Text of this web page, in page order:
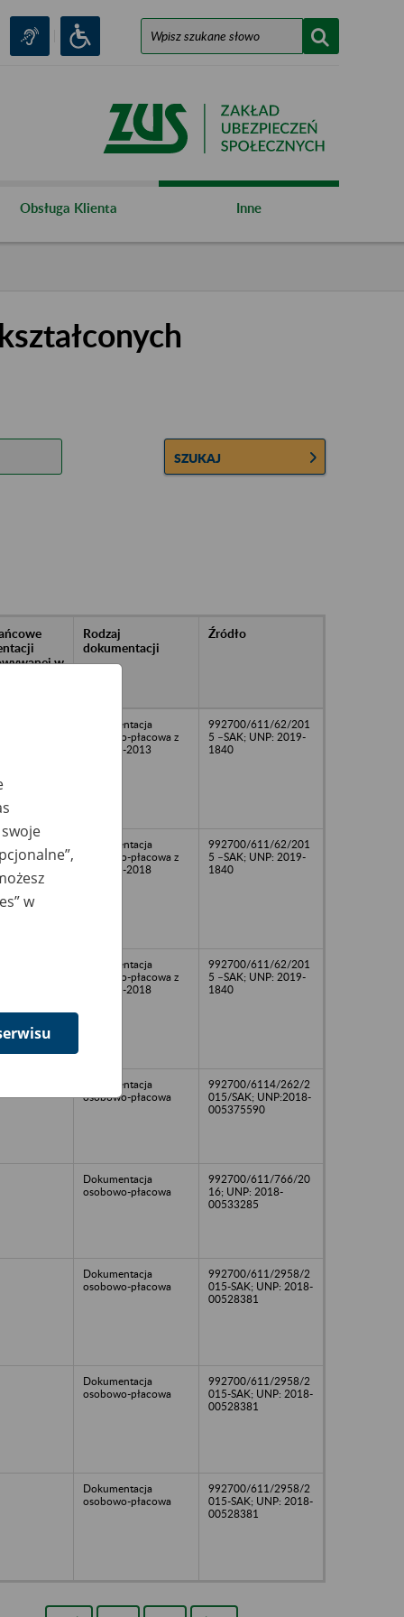
Obsługa Klienta Inne
SZUKAJ
w
Rodzaj
dokumentacji
Źródło
Dokumentacja
osobowo-płacowa z
lat 2009-2013
992700/611/62/201
5 –SAK; UNP: 2019-
1840
Dokumentacja
osobowo-płacowa z
lat 2002-2018
992700/611/62/201
5 –SAK; UNP: 2019-
1840
Dokumentacja
osobowo-płacowa z
lat 1999-2018
992700/611/62/201
5 –SAK; UNP: 2019-
1840
Dokumentacja
osobowo-płacowa
992700/6114/262/2
015/SAK; UNP:2018-
005375590
Dokumentacja
osobowo-płacowa
992700/611/766/20
16; UNP: 2018-
00533285
Dokumentacja
osobowo-płacowa
992700/611/2958/2
015-SAK; UNP: 2018-
00528381
Dokumentacja
osobowo-płacowa
992700/611/2958/2
015-SAK; UNP: 2018-
00528381
Dokumentacja
osobowo-płacowa
992700/611/2958/2
015-SAK; UNP: 2018-
00528381
w